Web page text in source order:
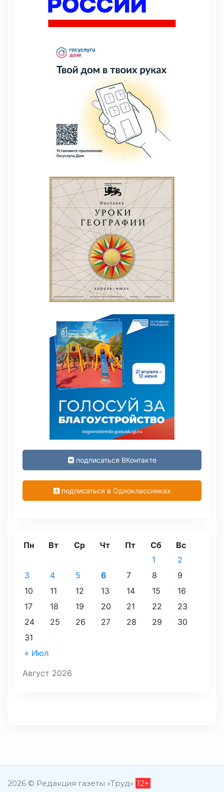
подписаться ВКонтакте
подписаться в Одноклассниках
Август 2026
Пн Вт Ср Чт Пт Сб Вс
« Июл
1
2
3
4 5 6 7 8
9
10
11 12 13 14 15
16
17
18 19 20 21 22
23
24
25 26 27 28 29
30
31
2026 © Редакция газеты «Труд» 12+